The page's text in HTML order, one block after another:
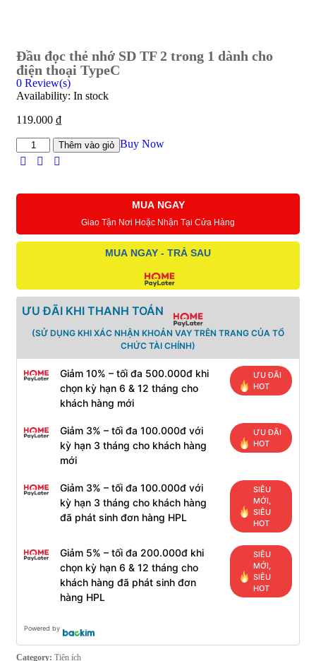
Đầu đọc thẻ nhớ SD TF 2 trong 1 dành cho
điện thoại TypeC
0 Review(s)
Availability: In stock
119.000 ₫
Thêm vào giỏ Buy Now
MUA NGAY
Giao Tận Nơi Hoặc Nhận Tại Cửa Hàng
MUA NGAY - TRẢ SAU
ƯU ĐÃI KHI THANH TOÁN
(SỬ DỤNG KHI XÁC NHẬN KHOẢN VAY TRÊN TRANG CỦA TỔ
CHỨC TÀI CHÍNH)
Giảm 10% – tối đa 500.000đ khi
chọn kỳ hạn 6 & 12 tháng cho
khách hàng mới
ƯU ĐÃI
HOT
Giảm 3% – tối đa 100.000đ với
kỳ hạn 3 tháng cho khách hàng
mới
ƯU ĐÃI
HOT
Giảm 3% – tối đa 100.000đ với
kỳ hạn 3 tháng cho khách hàng
đã phát sinh đơn hàng HPL
SIÊU
MỚI,
SIÊU
HOT
Giảm 5% – tối đa 200.000đ khi
chọn kỳ hạn 6 & 12 tháng cho
khách hàng đã phát sinh đơn
hàng HPL
SIÊU
MỚI,
SIÊU
HOT
Powered by
Category: Tiện ích